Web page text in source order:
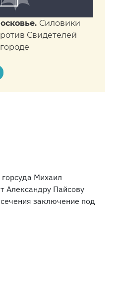
Силовики
Свидетелей
Михаил
Александру Пайсову
заключение под